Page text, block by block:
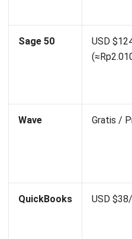
Sage 50
USD
Wave Gratis /
QuickBooks USD